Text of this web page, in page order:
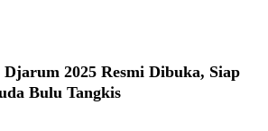
2025 Resmi Dibuka, Siap
Bulu Tangkis